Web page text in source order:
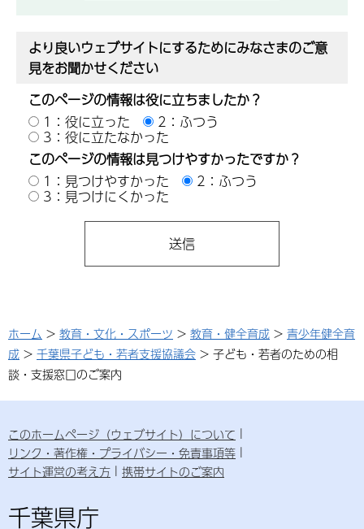
より良いウェブサイトにするためにみなさまのご意
見をお聞かせください
このページの情報は役に立ちましたか？
1：役に立った
2：ふつう
3：役に立たなかった
このページの情報は見つけやすかったですか？
1：見つけやすかった
2：ふつう
3：見つけにくかった
ホーム > 教育・文化・スポーツ > 教育・健全育成 > 青少年健全育
成 > 千葉県子ども・若者支援協議会 > 子ども・若者のための相
談・支援窓口のご案内
このホームページ（ウェブサイト）について
リンク・著作権・プライバシー・免責事項等
サイト運営の考え方
携帯サイトのご案内
千葉県庁